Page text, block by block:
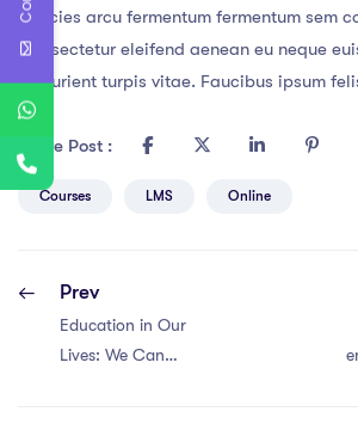
ultricies arcu fermentum fermentum sem
Consectetur eleifend aenean eu neque
parturient turpis vitae. Faucibus ipsum
Share Post :
Courses LMS Online
Prev
Education in Our
Lives: We Can